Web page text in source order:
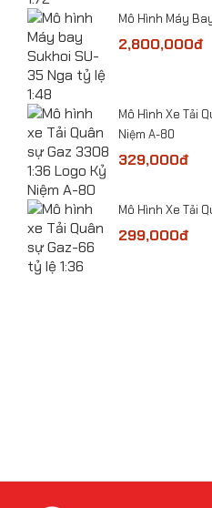
​Mô hình xe bọc thép
Mô Hình Máy
2,800,000đ
​Mô Hình Xe Tải
Niệm A-80
329,000đ
​Mô Hình Xe Tải
299,000đ